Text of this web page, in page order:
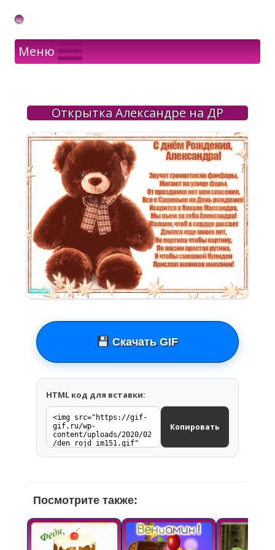
Gif Открытки в подарок
Меню
Открытка Александре на ДР
Скачать GIF
HTML код для вставки:
Копировать
Посмотрите также: